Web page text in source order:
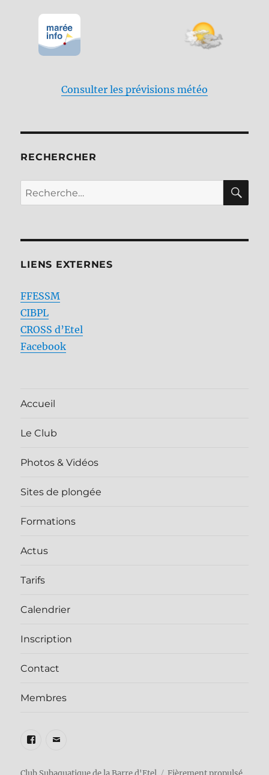
Consulter les prévisions météo
RECHERCHER
Recherche
pour :
LIENS EXTERNES
FFESSM
CIBPL
CROSS d’Etel
Facebook
Accueil
Le Club
Photos & Vidéos
Sites de plongée
Formations
Actus
Tarifs
Calendrier
Inscription
Contact
Membres
Facebook